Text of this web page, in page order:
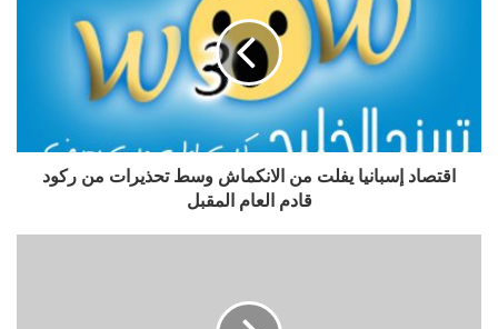
اقتصاد إسبانيا يفلت من الانكماش وسط تحذيرات من ركود
قادم العام المقبل